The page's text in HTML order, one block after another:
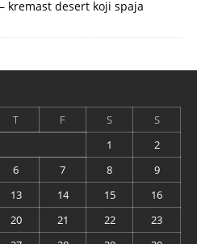
kremast desert koji spaja
T F S
S
1
2
6 7 8
9
13 14 15
16
20 21 22
23